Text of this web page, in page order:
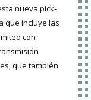
nueva pick-
que incluye las
con
que también